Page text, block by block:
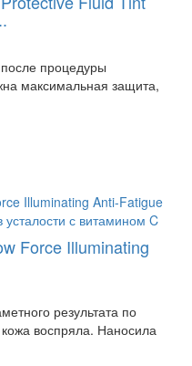
процедуры
максимальная защита,
Force Illuminating
результата по
воспряла. Наносила